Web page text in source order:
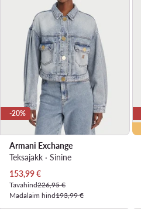
-20%
Armani Exchange
Teksajakk · Sinine
Praegune hind
153,99€
Tavahind226,95 €
Madalaim hind193,99 €